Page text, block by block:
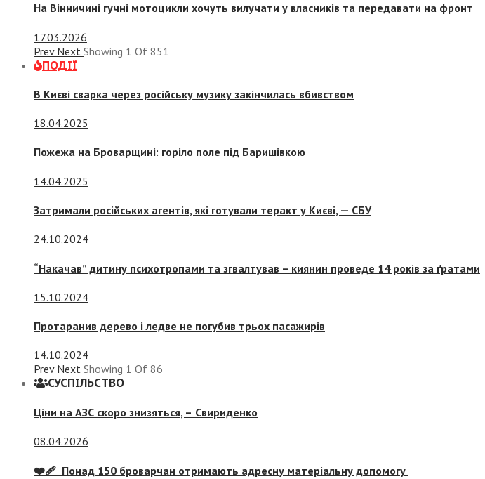
На Вінничині гучні мотоцикли хочуть вилучати у власників та передавати на фронт
17.03.2026
Prev Next Showing 1 Of 851
ПОДІЇ
В Києві сварка через російську музику закінчилась вбивством
18.04.2025
Пожежа на Броварщині: горіло поле під Баришівкою
14.04.2025
Затримали російських агентів, які готували теракт у Києві, — СБУ
24.10.2024
“Накачав” дитину психотропами та згвалтував – киянин проведе 14 років за ґратами
15.10.2024
Протаранив дерево і ледве не погубив трьох пасажирів
14.10.2024
Prev Next Showing 1 Of 86
СУСПIЛЬСТВО
Ціни на АЗС скоро знизяться, – Свириденко
08.04.2026
❤️‍🩹 Понад 150 броварчан отримають адресну матеріальну допомогу